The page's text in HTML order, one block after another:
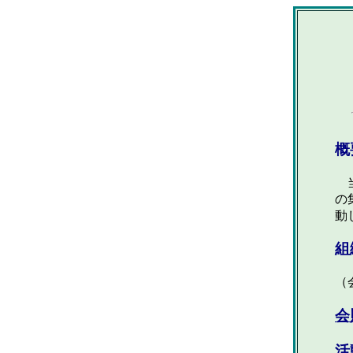
概
の
動
組
会